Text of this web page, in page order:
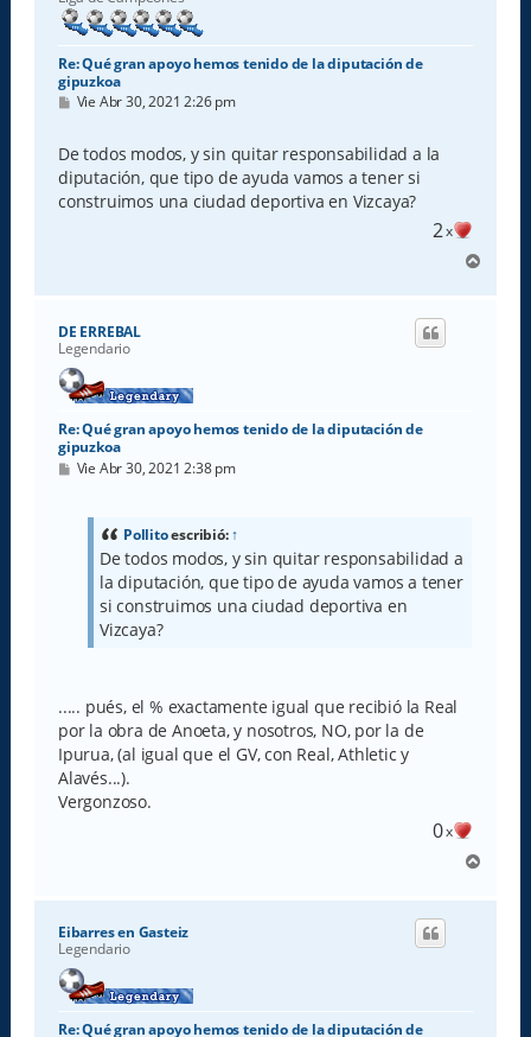
Re: Qué gran apoyo hemos tenido de la diputación de
gipuzkoa
M
s
a
j
e
Vie Abr 30, 2021 2:26 pm
De todos modos, y sin quitar responsabilidad a la
diputación, que tipo de ayuda vamos a tener si
construimos una ciudad deportiva en Vizcaya?
2x
r
DE ERREBAL
Legendario
Re: Qué gran apoyo hemos tenido de la diputación de
gipuzkoa
M
Vie Abr 30, 2021 2:38 pm
Pollitoescribió:↑
De todos modos, y sin quitar responsabilidad a
la diputación, que tipo de ayuda vamos a tener
si construimos una ciudad deportiva en
Vizcaya?
..... pués, el % exactamente igual que recibió la Real
por la obra de Anoeta, y nosotros, NO, por la de
Ipurua, (al igual que el GV, con Real, Athletic y
Alavés...).
Vergonzoso.
0x
r
Eibarres en Gasteiz
Legendario
Re: Qué gran apoyo hemos tenido de la diputación de